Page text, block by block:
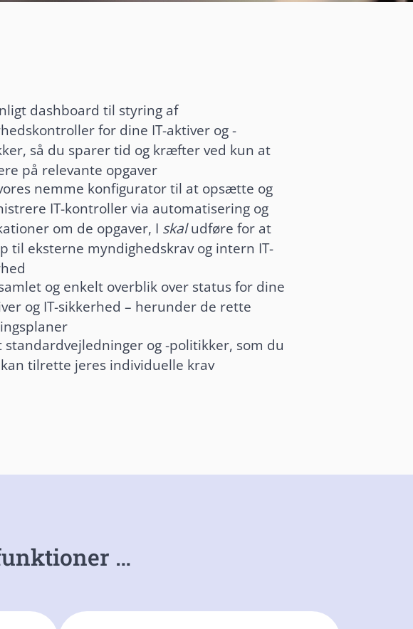
dashboard til styring af
for dine IT-aktiver og -
så du sparer tid og kræfter ved kun at
på relevante opgaver
nemme konfigurator til at opsætte og
IT-kontroller via automatisering og
om de opgaver, I skaludføre for at
til eksterne myndighedskrav og intern IT-
og enkelt overblik over status for dine
og IT-sikkerhed – herunder de rette
standardvejledninger og -politikker, som du
tilrette jeres individuelle krav
…